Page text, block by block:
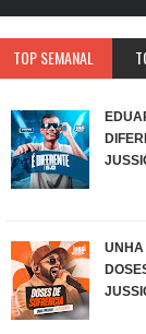
NATANZINHO
TOP SEMANAL
UNHA